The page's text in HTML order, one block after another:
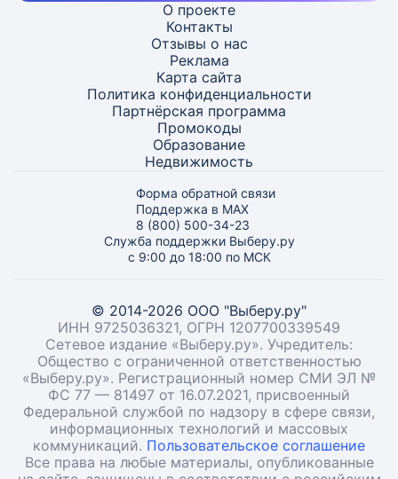
О проекте
Контакты
Отзывы о нас
Реклама
Карта сайта
Политика конфиденциальности
Партнёрская программа
Промокоды
Образование
Недвижимость
Форма обратной связи
Поддержка в MAX
8 (800) 500-34-23
Служба поддержки Выберу.ру
с 9:00 до 18:00 по МСК
© 2014-2026 ООО "Выберу.ру"
ИНН 9725036321, ОГРН 1207700339549
Сетевое издание «Выберу.ру». Учредитель:
Общество с ограниченной ответственностью
«Выберу.ру». Регистрационный номер СМИ ЭЛ №
ФС 77 — 81497 от 16.07.2021, присвоенный
Федеральной службой по надзору в сфере связи,
информационных технологий и массовых
коммуникаций. Пользовательское соглашение
Все права на любые материалы, опубликованные